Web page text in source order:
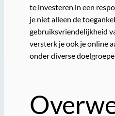
te investeren in een
je niet alleen de
gebruiksvriendelijkheid
versterk je ook je online
onder diverse